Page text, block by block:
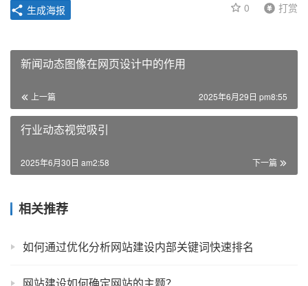
0 打赏
生成海报
新闻动态图像在网页设计中的作用
上一篇 2025年6月29日 pm8:55
行业动态视觉吸引
下一篇
2025年6月30日 am2:58
相关推荐
如何通过优化分析网站建设内部关键词快速排名